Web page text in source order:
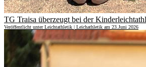
TG Traisa überzeugt bei der
Veröffentlicht unter Leichtathletik | Leichathletik am 23.Juni 2026